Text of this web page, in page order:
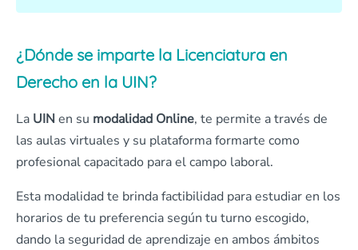
¿Dónde se imparte la Licenciatura en
Derecho en la UIN?
La UIN en su modalidad Online, te permite a través de
las aulas virtuales y su plataforma formarte como
profesional capacitado para el campo laboral.
Esta modalidad te brinda factibilidad para estudiar en los
horarios de tu preferencia según tu turno escogido,
dando la seguridad de aprendizaje en ambos ámbitos